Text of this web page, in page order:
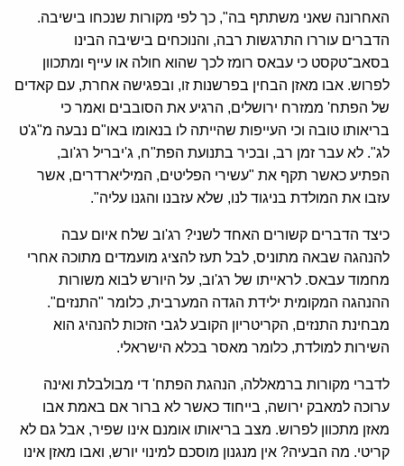
האחרונה שאני משתתף בה", כך לפי מקורות שנכחו בישיבה.
הדברים עוררו התרגשות רבה, והנוכחים בישיבה הבינו
בסאב־טקסט כי עבאס רומז לכך שהוא חולה או עייף ומתכוון
לפרוש. אבו מאזן הבחין בפרשנות זו, ובפגישה אחרת, עם קאדים
של הפתח' ממזרח ירושלים, הרגיע את הסובבים ואמר כי
בריאותו טובה וכי העייפות שהייתה לו בנאומו באו"ם נבעה מ"ג'ט
לג". לא עבר זמן רב, ובכיר בתנועת הפת"ח, ג'יבריל רג'וב,
הפתיע כאשר תקף את "עשירי הפליטים, המיליארדרים, אשר
עזבו את המולדת בניגוד לנו, שלא עזבנו והגנו עליה".
כיצד הדברים קשורים האחד לשני? רג'וב שלח איום עבה
להנהגה שבאה מתוניס, לבל תעז להציג מועמדים מתוכה אחרי
מחמוד עבאס. לראייתו של רג'וב, על היורש לבוא משורות
ההנהגה המקומית ילידת הגדה המערבית, כלומר "התנזים".
מבחינת התנזים, הקריטריון הקובע לגבי הזכות להנהיג הוא
השירות למולדת, כלומר מאסר בכלא הישראלי.
לדברי מקורות ברמאללה, הנהגת הפתח' די מבולבלת ואינה
ערוכה למאבק ירושה, בייחוד כאשר לא ברור אם באמת אבו
מאזן מתכוון לפרוש. מצב בריאותו אומנם אינו שפיר, אבל גם לא
קריטי. מה הבעיה? אין מנגנון מוסכם למינוי יורש, ואבו מאזן אינו